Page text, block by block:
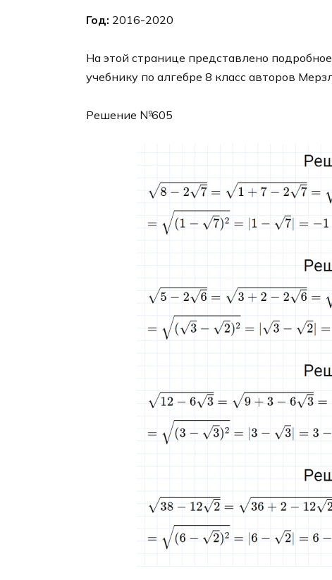
Год: 2016-2020
На этой странице представлено
учебнику по алгебре 8 класс авторов
Решение №605